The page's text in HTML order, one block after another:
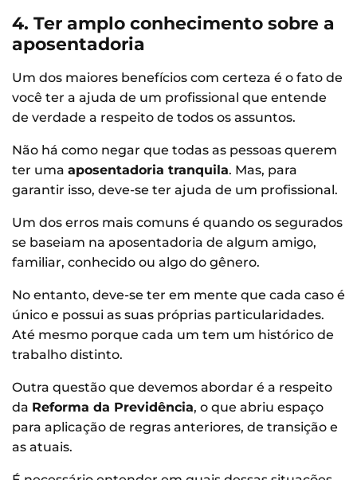
4. Ter amplo conhecimento sobre a
aposentadoria
Um dos maiores benefícios com certeza é o fato de
você ter a ajuda de um profissional que entende
de verdade a respeito de todos os assuntos.
Não há como negar que todas as pessoas querem
ter uma aposentadoria tranquila. Mas, para
garantir isso, deve-se ter ajuda de um profissional.
Um dos erros mais comuns é quando os segurados
se baseiam na aposentadoria de algum amigo,
familiar, conhecido ou algo do gênero.
No entanto, deve-se ter em mente que cada caso é
único e possui as suas próprias particularidades.
Até mesmo porque cada um tem um histórico de
trabalho distinto.
Outra questão que devemos abordar é a respeito
da Reforma da Previdência, o que abriu espaço
para aplicação de regras anteriores, de transição e
as atuais.